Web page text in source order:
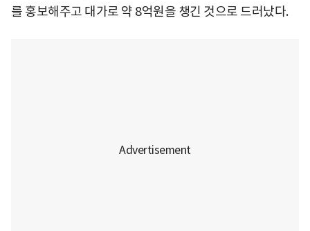
를 홍보해주고 대가로 약 8억원을 챙긴 것으로 드러났다.